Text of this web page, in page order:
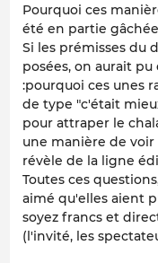
Pourquoi ces
été en partie
Si les prémisses du
posées, on aurait
:pourquoi ces unes
de type "c'était
pour attraper le
une manière de
révèle de la ligne
Toutes ces
aimé qu'elles aient
soyez francs et
(l'invité, les